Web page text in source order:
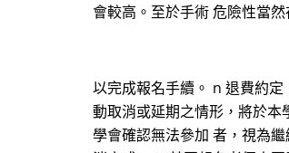
會較高。至於手術 危險性當然
以完成報名手續。 n 退費約
動取消或延期之情形，將於
學會確認無法參加 者，視為